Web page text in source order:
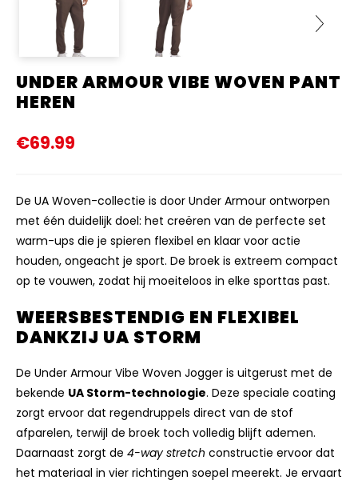
Next
UNDER ARMOUR VIBE WOVEN PANT
HEREN
€69.99
De UA Woven-collectie is door Under Armour ontworpen
met één duidelijk doel: het creëren van de perfecte set
warm-ups die je spieren flexibel en klaar voor actie
houden, ongeacht je sport. De broek is extreem compact
op te vouwen, zodat hij moeiteloos in elke sporttas past.
WEERSBESTENDIG EN FLEXIBEL
DANKZIJ UA STORM
De Under Armour Vibe Woven Jogger is uitgerust met de
bekende UA Storm-technologie. Deze speciale coating
zorgt ervoor dat regendruppels direct van de stof
afparelen, terwijl de broek toch volledig blijft ademen.
Daarnaast zorgt de 4-way stretch constructie ervoor dat
het materiaal in vier richtingen soepel meerekt. Je ervaart